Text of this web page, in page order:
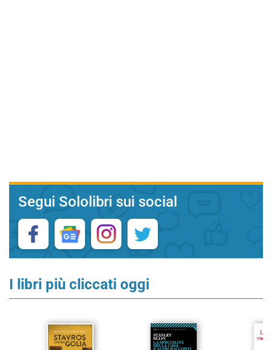
Segui Sololibri sui social
I libri più cliccati oggi